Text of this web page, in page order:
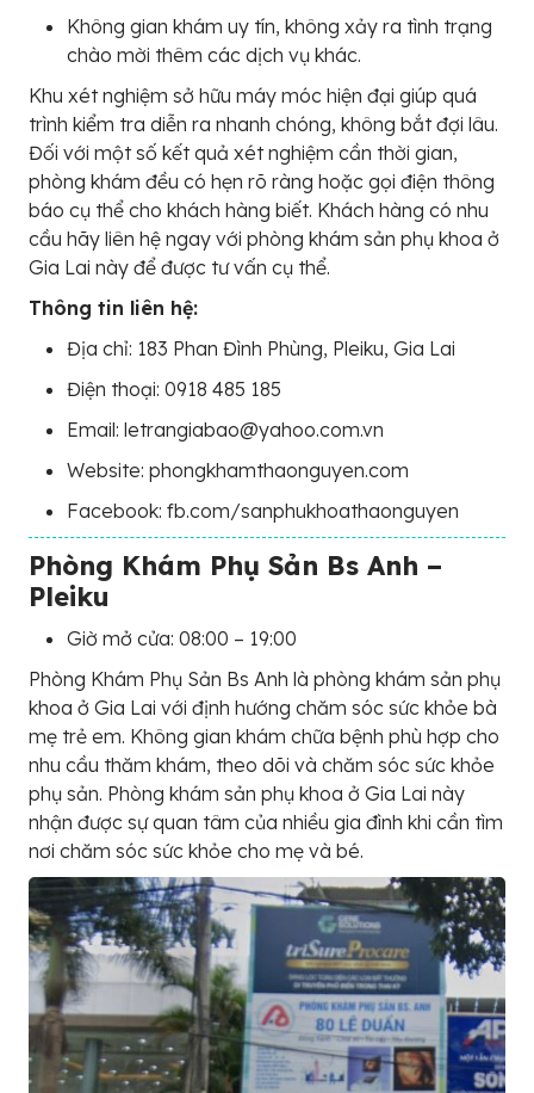
Không gian khám uy tín, không xảy ra tình trạng
chào mời thêm các dịch vụ khác.
Khu xét nghiệm sở hữu máy móc hiện đại giúp quá
trình kiểm tra diễn ra nhanh chóng, không bắt đợi lâu.
Đối với một số kết quả xét nghiệm cần thời gian,
phòng khám đều có hẹn rõ ràng hoặc gọi điện thông
báo cụ thể cho khách hàng biết. Khách hàng có nhu
cầu hãy liên hệ ngay với phòng khám sản phụ khoa ở
Gia Lai này để được tư vấn cụ thể.
Thông tin liên hệ:
Địa chỉ: 183 Phan Đình Phùng, Pleiku, Gia Lai
Điện thoại: 0918 485 185
Email: letrangiabao@yahoo.com.vn
Website: phongkhamthaonguyen.com
Facebook: fb.com/sanphukhoathaonguyen
Phòng Khám Phụ Sản Bs Anh –
Pleiku
Giờ mở cửa: 08:00 – 19:00
Phòng Khám Phụ Sản Bs Anh là phòng khám sản phụ
khoa ở Gia Lai với định hướng chăm sóc sức khỏe bà
mẹ trẻ em. Không gian khám chữa bệnh phù hợp cho
nhu cầu thăm khám, theo dõi và chăm sóc sức khỏe
phụ sản. Phòng khám sản phụ khoa ở Gia Lai này
nhận được sự quan tâm của nhiều gia đình khi cần tìm
nơi chăm sóc sức khỏe cho mẹ và bé.